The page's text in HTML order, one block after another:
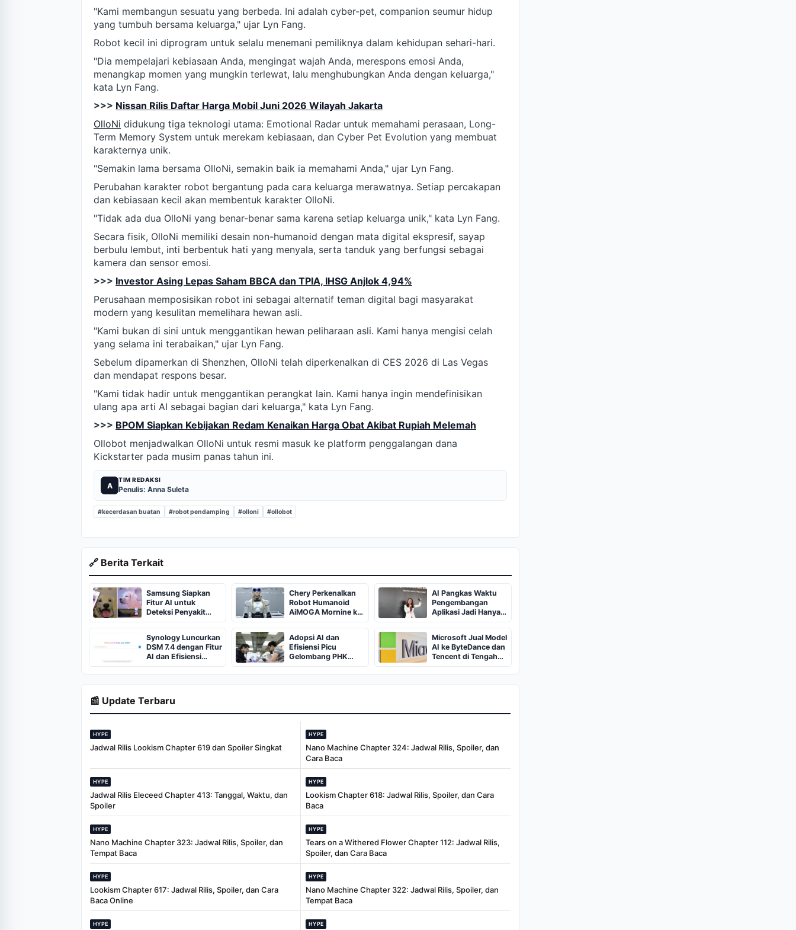
"Kami membangun sesuatu yang berbeda. Ini adalah cyber-pet, companion seumur hidup
yang tumbuh bersama keluarga," ujar Lyn Fang.
Robot kecil ini diprogram untuk selalu menemani pemiliknya dalam kehidupan sehari-hari.
"Dia mempelajari kebiasaan Anda, mengingat wajah Anda, merespons emosi Anda,
menangkap momen yang mungkin terlewat, lalu menghubungkan Anda dengan keluarga,"
kata Lyn Fang.
>>> Nissan Rilis Daftar Harga Mobil Juni 2026 Wilayah Jakarta
OlloNi didukung tiga teknologi utama: Emotional Radar untuk memahami perasaan, Long-
Term Memory System untuk merekam kebiasaan, dan Cyber Pet Evolution yang membuat
karakternya unik.
"Semakin lama bersama OlloNi, semakin baik ia memahami Anda," ujar Lyn Fang.
Perubahan karakter robot bergantung pada cara keluarga merawatnya. Setiap percakapan
dan kebiasaan kecil akan membentuk karakter OlloNi.
"Tidak ada dua OlloNi yang benar-benar sama karena setiap keluarga unik," kata Lyn Fang.
Secara fisik, OlloNi memiliki desain non-humanoid dengan mata digital ekspresif, sayap
berbulu lembut, inti berbentuk hati yang menyala, serta tanduk yang berfungsi sebagai
kamera dan sensor emosi.
>>> Investor Asing Lepas Saham BBCA dan TPIA, IHSG Anjlok 4,94%
Perusahaan memposisikan robot ini sebagai alternatif teman digital bagi masyarakat
modern yang kesulitan memelihara hewan asli.
"Kami bukan di sini untuk menggantikan hewan peliharaan asli. Kami hanya mengisi celah
yang selama ini terabaikan," ujar Lyn Fang.
Sebelum dipamerkan di Shenzhen, OlloNi telah diperkenalkan di CES 2026 di Las Vegas
dan mendapat respons besar.
"Kami tidak hadir untuk menggantikan perangkat lain. Kami hanya ingin mendefinisikan
ulang apa arti AI sebagai bagian dari keluarga," kata Lyn Fang.
>>> BPOM Siapkan Kebijakan Redam Kenaikan Harga Obat Akibat Rupiah Melemah
Ollobot menjadwalkan OlloNi untuk resmi masuk ke platform penggalangan dana
Kickstarter pada musim panas tahun ini.
A
TIM REDAKSI
Penulis: Anna Suleta
#kecerdasan buatan #robot pendamping #olloni #ollobot
🔗 Berita Terkait
Samsung Siapkan
Fitur AI untuk
Deteksi Penyakit
Hewan Peliharaan
Chery Perkenalkan
Robot Humanoid
AiMOGA Mornine ke
Indonesia
AI Pangkas Waktu
Pengembangan
Aplikasi Jadi Hanya
Tiga Bulan
Synology Luncurkan
DSM 7.4 dengan Fitur
AI dan Efisiensi
Penyimpanan
Adopsi AI dan
Efisiensi Picu
Gelombang PHK
Pekerja
Berpendapatan
Tinggi
Microsoft Jual Model
AI ke ByteDance dan
Tencent di Tengah
Ketegangan AS-
China
📰 Update Terbaru
HYPE
Jadwal Rilis Lookism Chapter 619 dan Spoiler Singkat
HYPE
Nano Machine Chapter 324: Jadwal Rilis, Spoiler, dan
Cara Baca
HYPE
Jadwal Rilis Eleceed Chapter 413: Tanggal, Waktu, dan
Spoiler
HYPE
Lookism Chapter 618: Jadwal Rilis, Spoiler, dan Cara
Baca
HYPE
Nano Machine Chapter 323: Jadwal Rilis, Spoiler, dan
Tempat Baca
HYPE
Tears on a Withered Flower Chapter 112: Jadwal Rilis,
Spoiler, dan Cara Baca
HYPE
Lookism Chapter 617: Jadwal Rilis, Spoiler, dan Cara
Baca Online
HYPE
Nano Machine Chapter 322: Jadwal Rilis, Spoiler, dan
Tempat Baca
HYPE HYPE